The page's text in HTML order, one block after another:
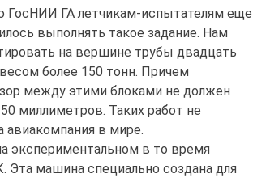
ГА летчикам-испытателям еще
выполнять такое задание. Нам
на вершине трубы двадцать
более 150 тонн. Причем
между этими блоками не должен
миллиметров. Таких работ не
авиакомпания в мире.
экспериментальном в то время
Эта машина специально создана для